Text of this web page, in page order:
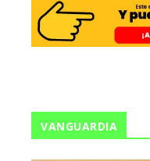
VANGUARDIA